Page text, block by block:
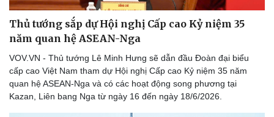
Thủ tướng sắp dự Hội nghị Cấp cao Kỷ niệm 35
năm quan hệ ASEAN-Nga
VOV.VN - Thủ tướng Lê Minh Hưng sẽ dẫn đầu Đoàn đại biểu
cấp cao Việt Nam tham dự Hội nghị Cấp cao Kỷ niệm 35 năm
quan hệ ASEAN-Nga và có các hoạt động song phương tại
Kazan, Liên bang Nga từ ngày 16 đến ngày 18/6/2026.